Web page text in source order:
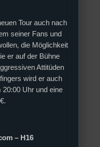
Tour auch nach
seiner Fans und
die Möglichkeit
er auf der Bühne
Attitüden
wird er auch
Uhr und eine
– H16